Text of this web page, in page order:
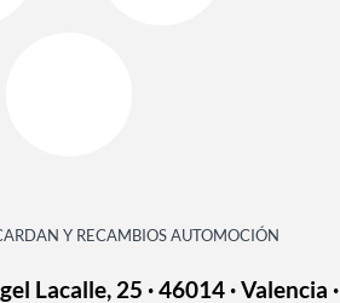
Y RECAMBIOS AUTOMOCIÓN
Lacalle, 25 · 46014 · Valencia ·